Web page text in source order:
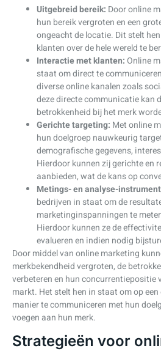
Uitgebreid bereik: Door online
hun bereik vergroten en een
ongeacht de locatie. Dit stelt
klanten over de hele wereld te
Interactie met klanten: Online
staat om direct te
diverse online kanalen zoals
deze directe communicatie kan
betrokkenheid bij het merk
Gerichte targeting: Met online
hun doelgroep nauwkeurig
demografische gegevens,
Hierdoor kunnen zij gerichte en
aanbieden, wat de kans op
Metings- en analyse-
bedrijven in staat om de
marketinginspanningen te
Hierdoor kunnen ze de
evalueren en indien nodig
Door middel van online marketing
merkbekendheid vergroten, de
verbeteren en hun concurrentiepositie
markt. Het stelt hen in staat om op
manier te communiceren met hun
voegen aan hun merk.
Strategieën voor